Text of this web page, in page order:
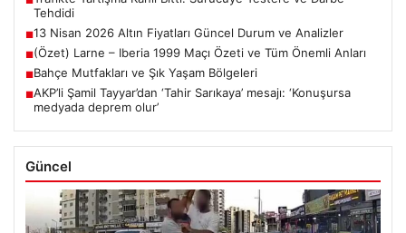
Tehdidi
■13 Nisan 2026 Altın Fiyatları Güncel Durum ve Analizler
■(Özet) Larne – Iberia 1999 Maçı Özeti ve Tüm Önemli Anları
■Bahçe Mutfakları ve Şık Yaşam Bölgeleri
■AKP’li Şamil Tayyar’dan ‘Tahir Sarıkaya’ mesajı: ‘Konuşursa
medyada deprem olur’
Güncel